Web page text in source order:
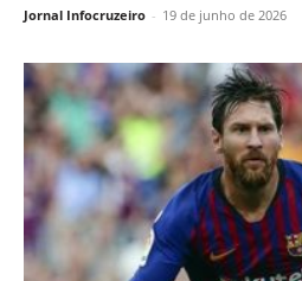
Jornal Infocruzeiro - 19 de junho de 2026